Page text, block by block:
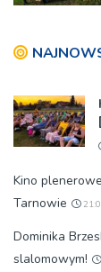
Kino
Tarnowie
Dominika
slalomowym!